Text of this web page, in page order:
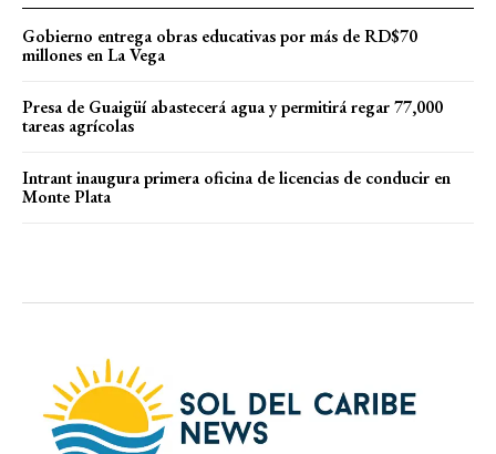
Gobierno entrega obras educativas por más de RD$70
millones en La Vega
Presa de Guaigüí abastecerá agua y permitirá regar 77,000
tareas agrícolas
Intrant inaugura primera oficina de licencias de conducir en
Monte Plata